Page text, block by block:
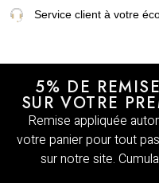
Service client à votre
5% DE
SUR VOTRE
Remise appliquée
votre panier pour tout
sur notre site.